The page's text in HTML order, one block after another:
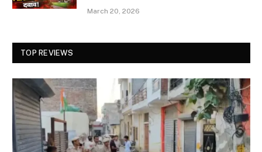
March 20, 2026
TOP REVIEWS